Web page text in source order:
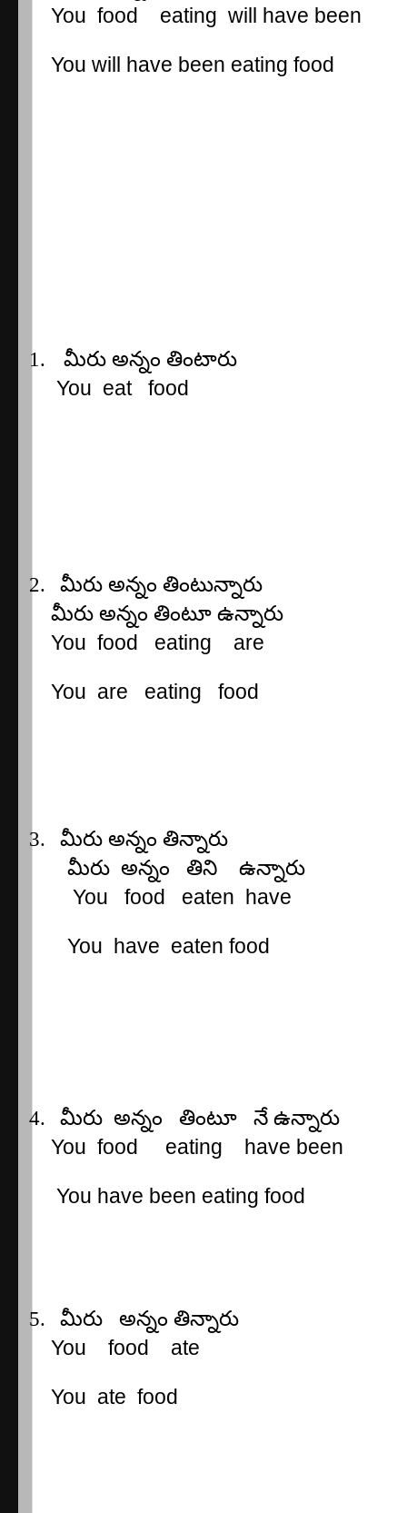
You food eating will have been
You will have been eating food
1. మీరు అన్నం తింటారు
You eat food
2. మీరు అన్నం తింటున్నారు
మీరు అన్నం తింటూ ఉన్నారు
You food eating are
You are eating food
3. మీరు అన్నం తిన్నారు
మీరు అన్నం తిని
ఉన్నారు
You
food eaten have
You have eaten food
4. మీరు అన్నం తింటూ నే ఉన్నారు
You food eating have been
You have been eating food
5. మీరు అన్నం తిన్నారు
You
food ate
You ate food